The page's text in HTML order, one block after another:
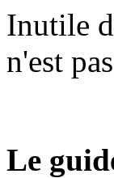
Inutile
n'est
Le